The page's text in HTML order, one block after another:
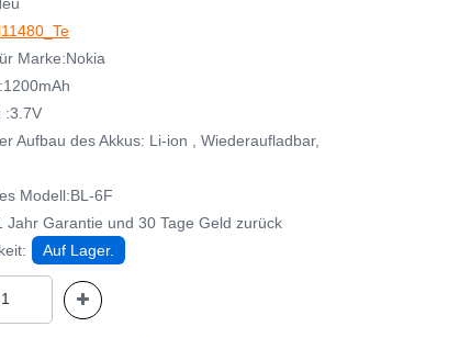
Marke:Nokia
:3.7V
Aufbau des Akkus: Li-ion , Wiederaufladbar,
Modell:BL-6F
Jahr Garantie und 30 Tage Geld zurück
Auf Lager.